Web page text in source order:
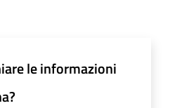
le informazioni